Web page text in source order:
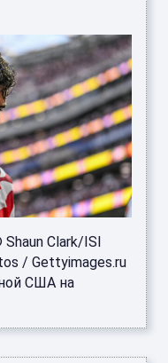
Clark/ISI
/ Gettyimages.ru
США на